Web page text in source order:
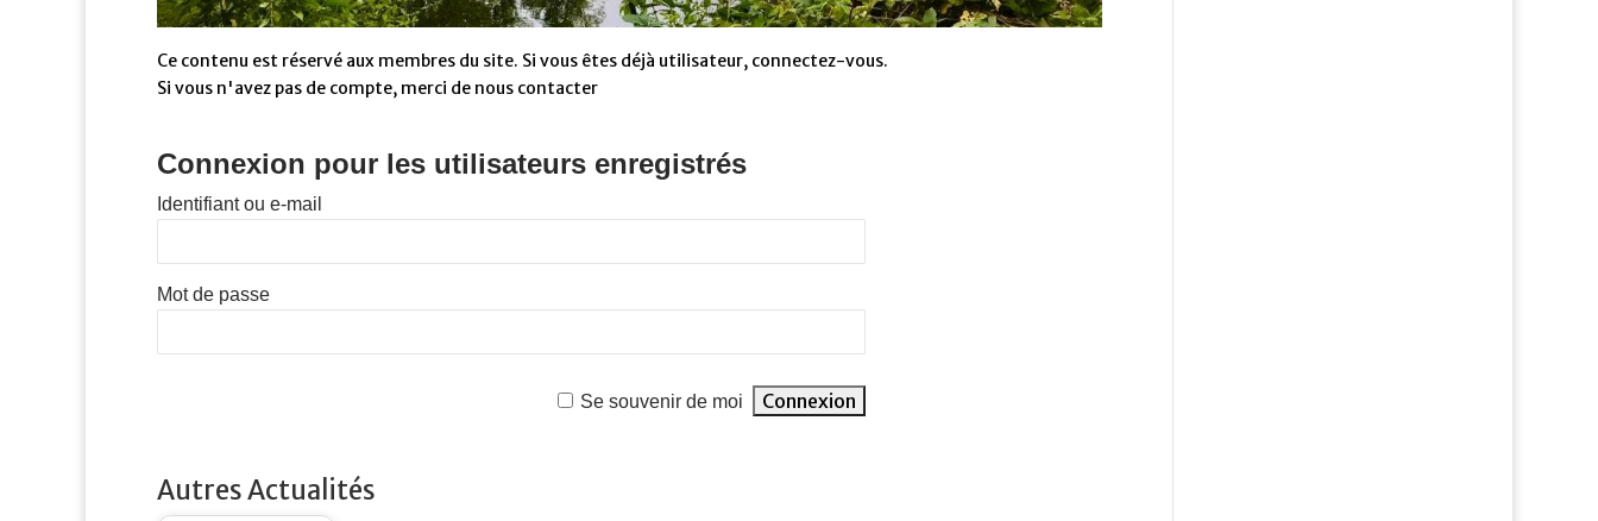
Ce contenu est réservé aux membres du site. Si vous êtes déjà utilisateur, connectez-vous.
Si vous n'avez pas de compte, merci de nous contacter
Connexion pour les utilisateurs enregistrés
Identifiant ou e-mail
Mot de passe
Se souvenir de moi
Autres Actualités